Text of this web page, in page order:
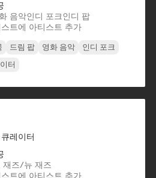
음악인디 포크인디 팝
트에 아티스트 추가
드림 팝 영화 음악
인디 포크
터
레이터
재즈/뉴 재즈
트에 아티스트 추가